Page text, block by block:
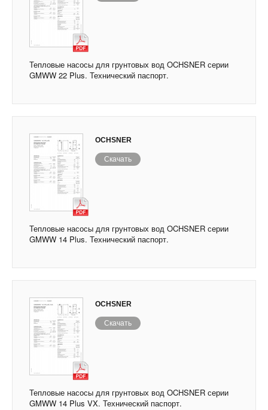
Тепловые насосы для грунтовых вод OCHSNER серии
GMWW 22 Plus. Технический паспорт.
OCHSNER
Скачать
Тепловые насосы для грунтовых вод OCHSNER серии
GMWW 14 Plus. Технический паспорт.
OCHSNER
Скачать
Тепловые насосы для грунтовых вод OCHSNER серии
GMWW 14 Plus VX. Технический паспорт.